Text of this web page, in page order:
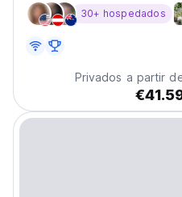
na ilha de Oahu.30+ hospedados
Privados a partir